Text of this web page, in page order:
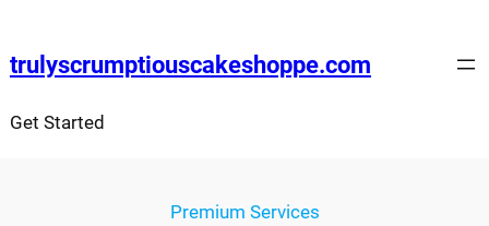
trulyscrumptiouscakeshoppe.com
Get Started
Premium Services